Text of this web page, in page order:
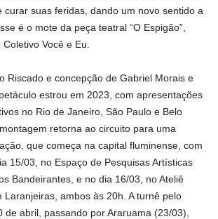
curar suas feridas, dando um novo sentido a
é o mote da peça teatral “O Espigão”,
Você e Eu.
Riscado e concepção de Gabriel Morais e
estrou em 2023, com apresentações
no Rio de Janeiro, São Paulo e Belo
retorna ao circuito para uma
que começa na capital fluminense, com
15/03, no Espaço de Pesquisas Artísticas
Bandeirantes, e no dia 16/03, no Ateliê
Laranjeiras, ambos às 20h. A turnê pelo
de abril, passando por Araruama (23/03),